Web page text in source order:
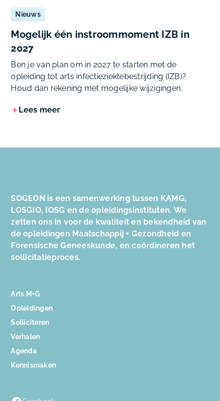
Nieuws
Mogelijk één instroommoment IZB in
2027
Ben je van plan om in 2027 te starten met de
opleiding tot arts infectieziektebestrijding (IZB)?
Houd dan rekening met mogelijke wijzigingen.
Lees meer
SOGEON is een samenwerking tussen KAMG,
LOSGIO, IOSG en de opleidingsinstituten. We
zetten ons in voor de kwaliteit en bekendheid van
de opleidingen Maatschappij + Gezondheid en
Forensische Geneeskunde, en coördineren het
sollicitatieproces.
Arts M+G
Opleidingen
Solliciteren
Verhalen
Agenda
Kennismaken